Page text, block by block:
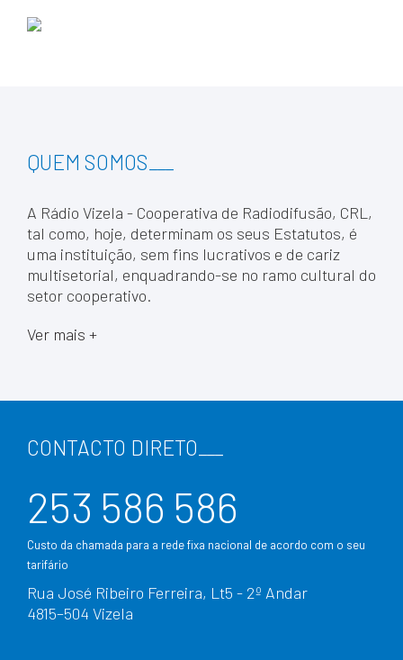
QUEM SOMOS
A Rádio Vizela - Cooperativa de Radiodifusão, CRL,
tal como, hoje, determinam os seus Estatutos, é
uma instituição, sem fins lucrativos e de cariz
multisetorial, enquadrando-se no ramo cultural do
setor cooperativo.
Ver mais +
CONTACTO DIRETO
253 586 586
Custo da chamada para a rede fixa nacional de acordo com o seu
tarifário
Rua José Ribeiro Ferreira, Lt5 - 2º Andar
4815–504 Vizela